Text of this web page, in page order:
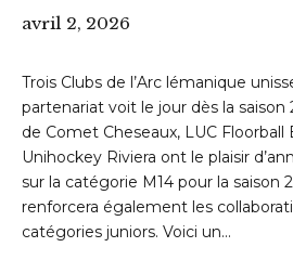
avril 2, 2026
Trois Clubs de l’Arc lémanique
partenariat voit le jour dès la saison
de Comet Cheseaux, LUC Floorball
Unihockey Riviera ont le plaisir
sur la catégorie M14 pour la saison
renforcera également les
catégories juniors. Voici un...